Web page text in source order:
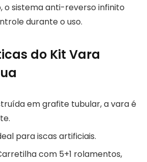
o sistema anti-reverso infinito
durante o uso.
do Kit Vara
em grafite tubular, a vara é
para iscas artificiais.
com 5+1 rolamentos,